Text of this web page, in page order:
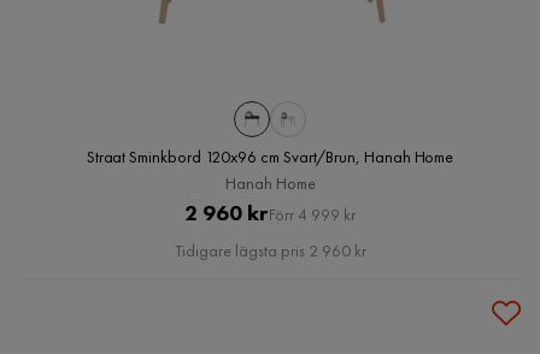
Straat Sminkbord 120x96 cm Svart/Brun, Hanah Home
Hanah Home
Pris
2 960 krOriginal
Pris
Förr 4 999 kr
Tidigare lägsta pris 2 960 kr